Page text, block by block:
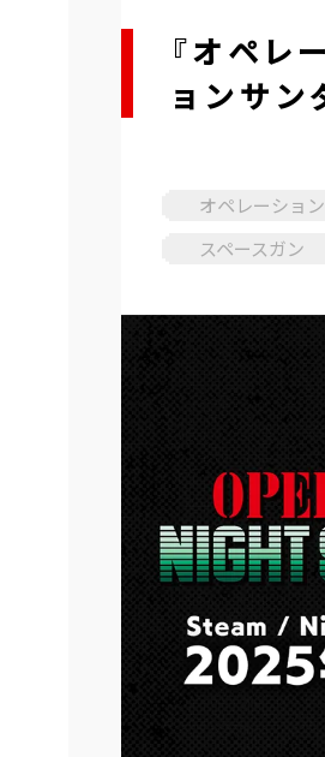
『オペレ
ョンサン
オペレーショ
スペースガン